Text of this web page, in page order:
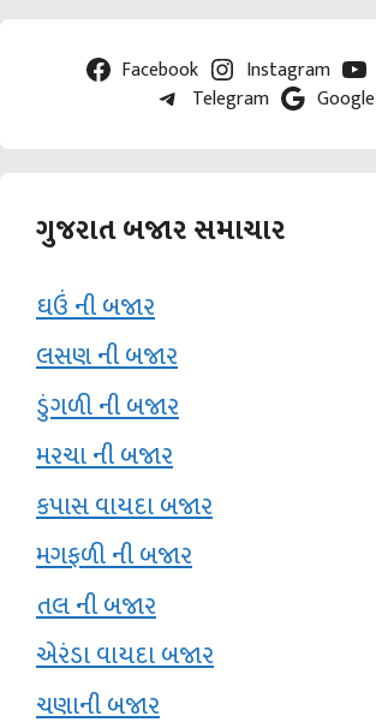
Facebook Instagram
Telegram
Google
ગુજરાત બજાર સમાચાર
ઘઉં ની બજાર
લસણ ની બજાર
ડુંગળી ની બજાર
મરચા ની બજાર
કપાસ વાયદા બજાર
મગફળી ની બજાર
તલ ની બજાર
એરંડા વાયદા બજાર
ચણાની બજાર